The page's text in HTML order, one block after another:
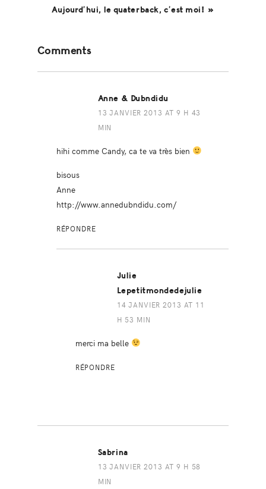
Aujourd’hui, le quaterback, c’est moi! »
Interactions
Comments
Anne & Dubndidu
13 JANVIER 2013 AT 9 H 43
MIN
hihi comme Candy, ca te va très bien
bisous
Anne
http://www.annedubndidu.com/
RÉPONDRE
Julie
Lepetitmondedejulie
14 JANVIER 2013 AT 11
H 53 MIN
merci ma belle
RÉPONDRE
Sabrina
13 JANVIER 2013 AT 9 H 58
MIN